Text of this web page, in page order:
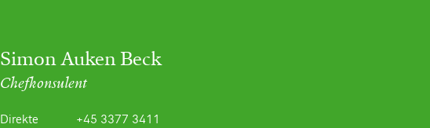
Simon Auken Beck
Chefkonsulent
Direkte
+45 3377 3411